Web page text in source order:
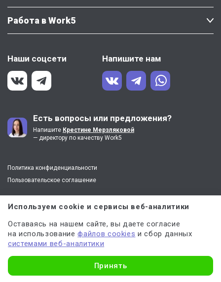
Работа в Work5
Наши соцсети Напишите нам
Есть вопросы или предложения?
Напишите Крестине Мерзляковой
— директору по качеству Work5
Политика конфиденциальности
Пользовательское соглашение
8 (800) 100-55-31
Контактный центр
+7 (499) 704-30-13
ул. Арбат, д. 35, офис 468, этаж 4
Используем cookie и сервисы веб-аналитики
Оставаясь на нашем сайте, вы даете согласие
на использованиефайлов cookies и сбор данных
системами веб-аналитики
Принять